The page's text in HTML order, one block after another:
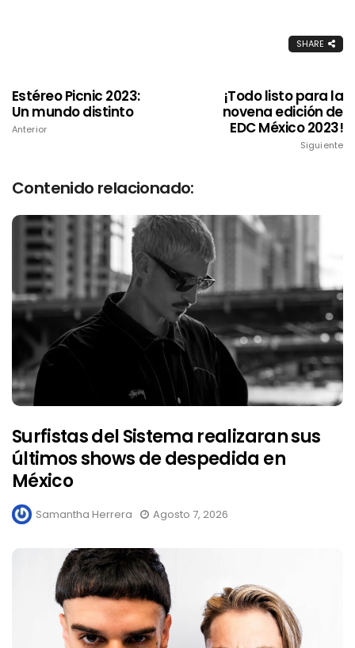
SHARE
Estéreo Picnic 2023:
Un mundo distinto
Anterior
¡Todo listo para la
novena edición de
EDC México 2023!
Siguiente
Contenido relacionado:
Surfistas del Sistema realizaran sus
últimos shows de despedida en
México
Samantha Herrera Agosto 7, 2026